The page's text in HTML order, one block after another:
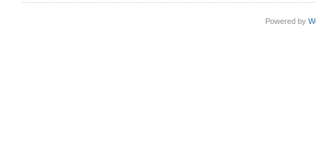
Powered by